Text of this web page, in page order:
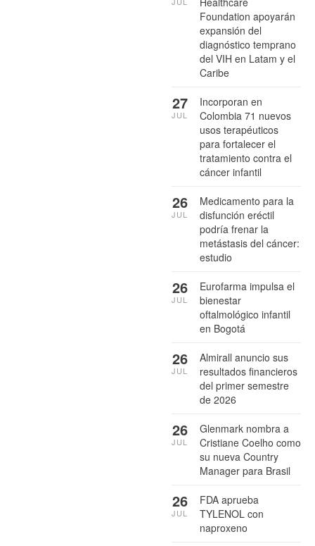
Foundation apoyarán
expansión del
diagnóstico temprano
del VIH en Latam y el
Caribe
Incorporan en
Colombia 71 nuevos
usos terapéuticos
para fortalecer el
tratamiento contra el
cáncer infantil
27
JUL
Medicamento para la
disfunción eréctil
podría frenar la
metástasis del cáncer:
estudio
26
JUL
Eurofarma impulsa el
bienestar
oftalmológico infantil
en Bogotá
26
JUL
Almirall anuncio sus
resultados financieros
del primer semestre
de 2026
26
JUL
Glenmark nombra a
Cristiane Coelho como
su nueva Country
Manager para Brasil
26
JUL
FDA aprueba
TYLENOL con
naproxeno
26
JUL